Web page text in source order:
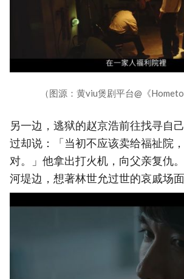
（图源：黄viu煲剧平台@《
另一边，逃狱的赵京浩前往找寻自
过却说：「当初不应该卖给福祉院
对。」他拿出打火机，向父亲复仇
河堤边，想著林世允过世的哀戚场面